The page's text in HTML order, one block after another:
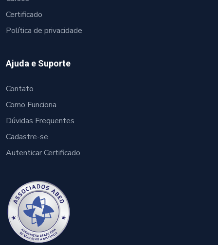
Certificado
Política de privacidade
Ajuda e Suporte
Contato
Como Funciona
Dúvidas Frequentes
Cadastre-se
Autenticar Certificado